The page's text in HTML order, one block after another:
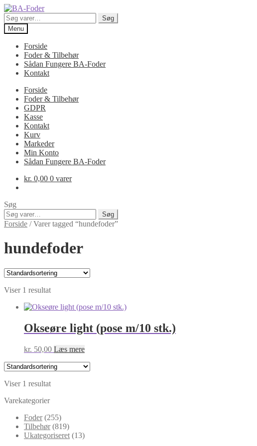
Spring
til
navigation
Spring
til
indhold
Søg
efter:
Søg
Menu
Forside
Foder & Tilbehør
Sådan Fungere BA-Foder
Kontakt
Forside
Foder & Tilbehør
GDPR
Kasse
Kontakt
Kurv
Markeder
Min Konto
Sådan Fungere BA-Foder
kr. 0,00 0 varer
Søg
Søg
efter:
Søg
Forside /Varer tagged “hundefoder”
hundefoder
Viser 1 resultat
Okseøre light (pose m/10 stk.)
kr. 50,00 Læs mere
Viser 1 resultat
Varekategorier
Foder (255)
Tilbehør (819)
Ukategoriseret (13)